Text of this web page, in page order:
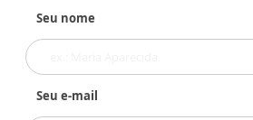
Seu nome
Seu e-mail